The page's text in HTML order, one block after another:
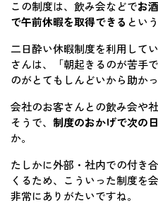
この制度は、飲み会などでお
で午前休暇を取得できる とい
二日酔い休暇制度を利用して
さんは、「朝起きるのが苦手
のがとてもしんどいから助か
会社のお客さんとの飲み会や
そうで、 制度のおかげで次の
か。
たしかに外部・社内での付き
くるため、こういった制度を
非常にありがたいですね。